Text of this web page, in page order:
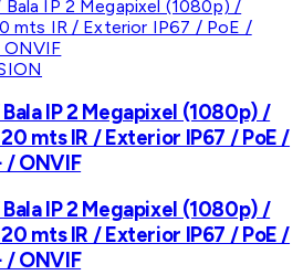
IP 2 Megapixel (1080p) /
mts IR / Exterior IP67 / PoE /
/ ONVIF
IP 2 Megapixel (1080p) /
mts IR / Exterior IP67 / PoE /
/ ONVIF